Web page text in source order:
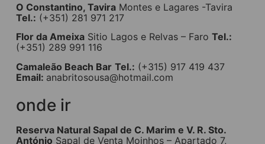
O Constantino, Tavira Montes e Lagares -Tavira
Tel.: (+351) 281 971 217
Flor da Ameixa Sitio Lagos e Relvas – FaroTel.:
(+351) 289 991 116
Camaleão Beach Bar Tel.: (+315) 917 419 437
Email: anabritosousa@hotmail.com
onde ir
Reserva Natural Sapal de C. Marim e V. R. Sto.
António Sapal de Venta Moinhos – Apartado 7,